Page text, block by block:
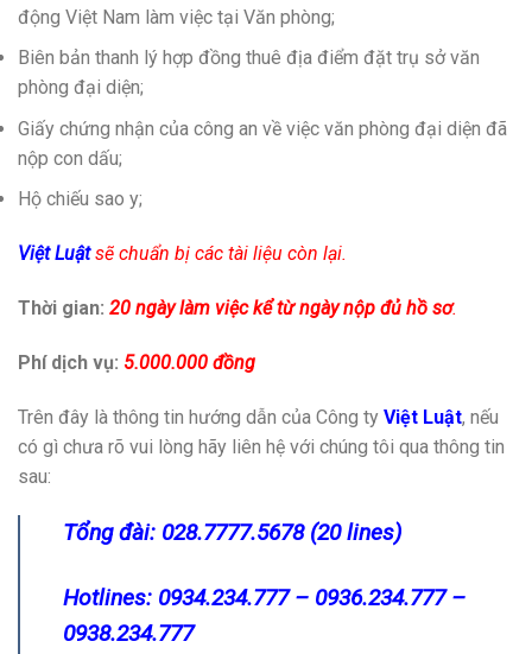
động Việt Nam làm việc tại Văn phòng;
Biên bản thanh lý hợp đồng thuê địa điểm đặt trụ sở văn
phòng đại diện;
Giấy chứng nhận của công an về việc văn phòng đại diện đã
nộp con dấu;
Hộ chiếu sao y;
Việt Luậtsẽ chuẩn bị các tài liệu còn lại.
Thời gian: 20 ngày làm việc kể từ ngày nộp đủ hồ sơ.
Phí dịch vụ: 5.000.000 đồng
Trên đây là thông tin hướng dẫn của Công ty Việt Luật, nếu
có gì chưa rõ vui lòng hãy liên hệ với chúng tôi qua thông tin
sau:
Tổng đài: 028.7777.5678 (20 lines)
Hotlines: 0934.234.777 – 0936.234.777 –
0938.234.777